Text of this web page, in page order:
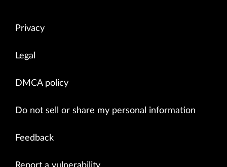
Privacy
Legal
DMCA policy
Do not sell or share my personal information
Feedback